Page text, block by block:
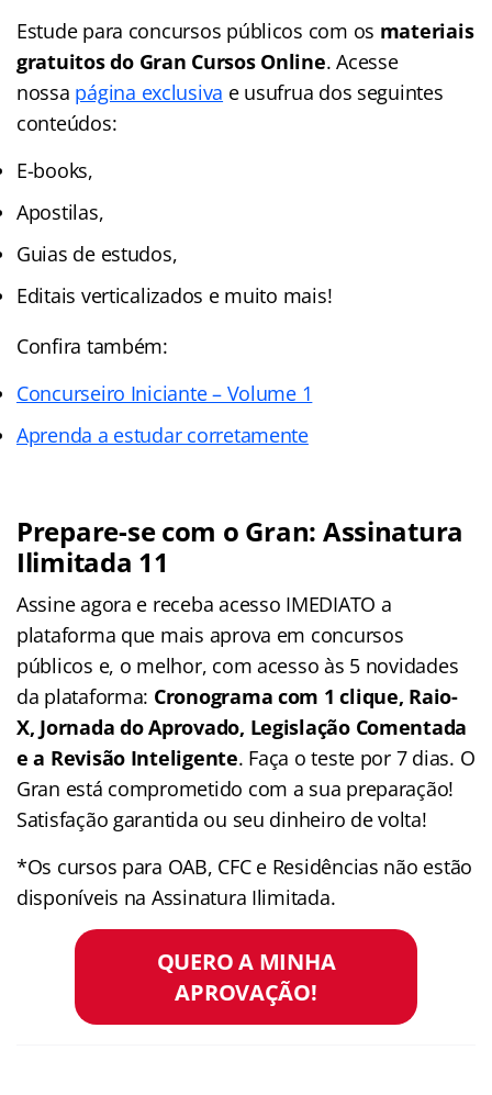
Estude para concursos públicos com os materiais
gratuitos do Gran Cursos Online. Acesse
nossa página exclusiva e usufrua dos seguintes
conteúdos:
E-books,
Apostilas,
Guias de estudos,
Editais verticalizados e muito mais!
Confira também:
Concurseiro Iniciante – Volume 1
Aprenda a estudar corretamente
Prepare-se com o Gran: Assinatura
Ilimitada 11
Assine agora e receba acesso IMEDIATO a
plataforma que mais aprova em concursos
públicos e, o melhor, com acesso às 5 novidades
da plataforma: Cronograma com 1 clique, Raio-
X, Jornada do Aprovado, Legislação Comentada
e a Revisão Inteligente. Faça o teste por 7 dias. O
Gran está comprometido com a sua preparação!
Satisfação garantida ou seu dinheiro de volta!
*Os cursos para OAB, CFC e Residências não estão
disponíveis na Assinatura Ilimitada.
QUERO A MINHA
APROVAÇÃO!